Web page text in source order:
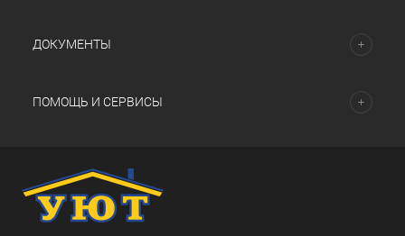
ДОКУМЕНТЫ
ПОМОЩЬ И СЕРВИСЫ